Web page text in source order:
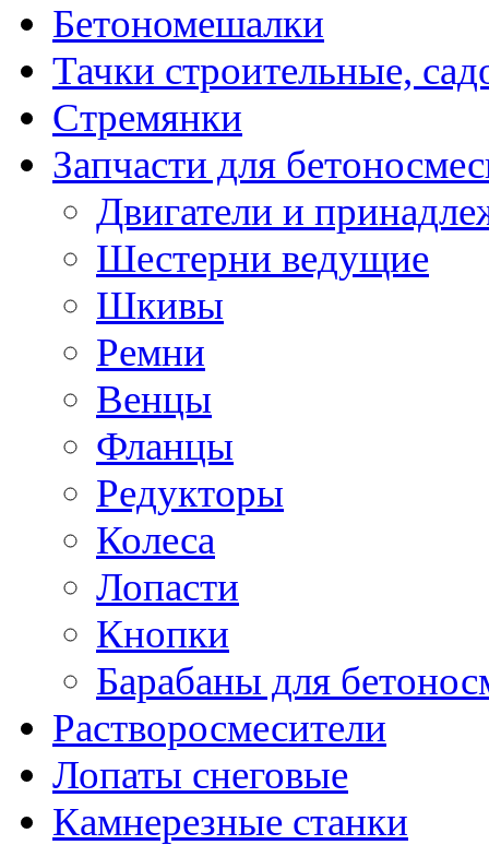
Бетономешалки
Тачки строительные,
Стремянки
Запчасти для
Двигатели и
Шестерни ведущие
Шкивы
Ремни
Венцы
Фланцы
Редукторы
Колеса
Лопасти
Кнопки
Барабаны для
Растворосмесители
Лопаты снеговые
Камнерезные станки